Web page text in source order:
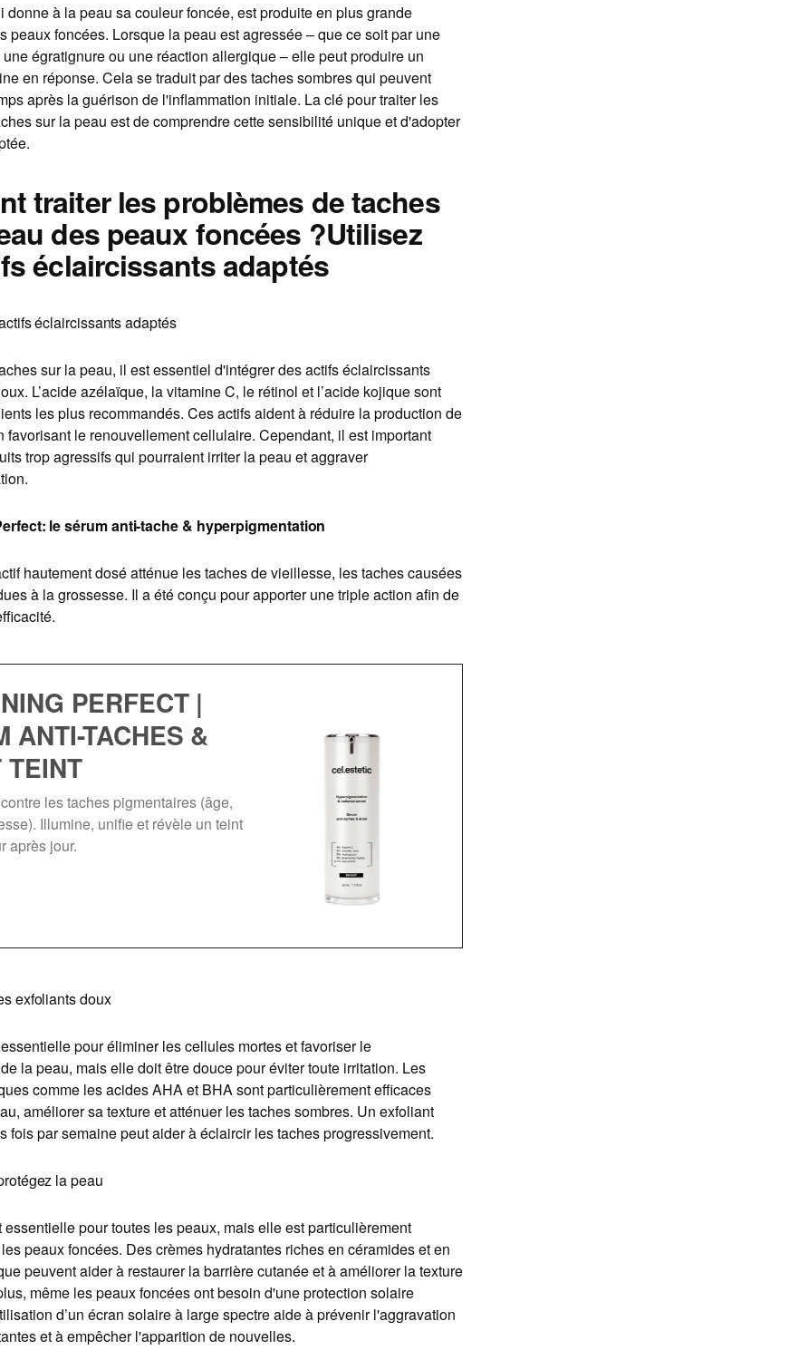
donne à la peau sa couleur foncée, est produite en plus grande
peaux foncées. Lorsque la peau est agressée – que ce soit par une
égratignure ou une réaction allergique – elle peut produire un
en réponse. Cela se traduit par des taches sombres qui peuvent
après la guérison de l'inflammation initiale. La clé pour traiter les
sur la peau est de comprendre cette sensibilité unique et d'adopter
traiter les problèmes de taches
des peaux foncées ?Utilisez
éclaircissants adaptés
éclaircissants adaptés
sur la peau, il est essentiel d'intégrer des actifs éclaircissants
L’acide azélaïque, la vitamine C, le rétinol et l’acide kojique sont
les plus recommandés. Ces actifs aident à réduire la production de
favorisant le renouvellement cellulaire. Cependant, il est important
trop agressifs qui pourraient irriter la peau et aggraver
le sérum anti-tache & hyperpigmentation
hautement dosé atténue les taches de vieillesse, les taches causées
à la grossesse. Il a été conçu pour apporter une triple action afin de
PERFECT |
ANTI-TACHES &
TEINT
les taches pigmentaires (âge,
Illumine, unifie et révèle un teint
après jour.
exfoliants doux
pour éliminer les cellules mortes et favoriser le
la peau, mais elle doit être douce pour éviter toute irritation. Les
comme les acides AHA et BHA sont particulièrement efficaces
améliorer sa texture et atténuer les taches sombres. Un exfoliant
fois par semaine peut aider à éclaircir les taches progressivement.
la peau
essentielle pour toutes les peaux, mais elle est particulièrement
peaux foncées. Des crèmes hydratantes riches en céramides et en
peuvent aider à restaurer la barrière cutanée et à améliorer la texture
même les peaux foncées ont besoin d'une protection solaire
d’un écran solaire à large spectre aide à prévenir l'aggravation
et à empêcher l'apparition de nouvelles.